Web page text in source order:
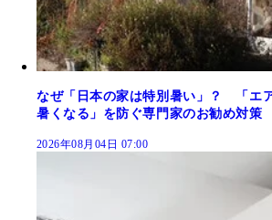
なぜ「日本の家は特別暑い」？ 「エ
暑くなる」を防ぐ専門家のお勧め対策
2026年08月04日 07:00